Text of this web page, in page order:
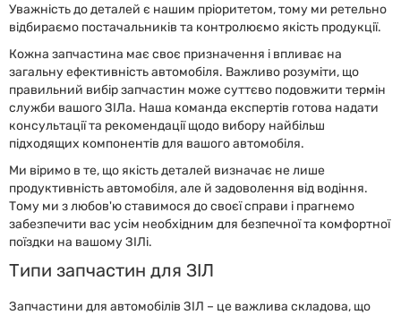
Уважність до деталей є нашим пріоритетом, тому ми ретельно
відбираємо постачальників та контролюємо якість продукції.
Кожна запчастина має своє призначення і впливає на
загальну ефективність автомобіля. Важливо розуміти, що
правильний вибір запчастин може суттєво подовжити термін
служби вашого ЗІЛа. Наша команда експертів готова надати
консультації та рекомендації щодо вибору найбільш
підходящих компонентів для вашого автомобіля.
Ми віримо в те, що якість деталей визначає не лише
продуктивність автомобіля, але й задоволення від водіння.
Тому ми з любов'ю ставимося до своєї справи і прагнемо
забезпечити вас усім необхідним для безпечної та комфортної
поїздки на вашому ЗІЛі.
Типи запчастин для ЗІЛ
Запчастини для автомобілів ЗІЛ – це важлива складова, що